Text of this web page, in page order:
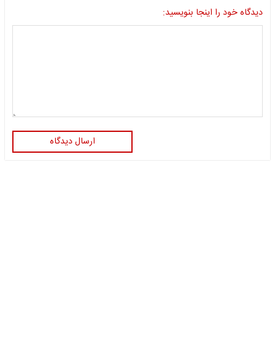
دیدگاه خود را اینجا بنویسید:
ارسال دیدگاه